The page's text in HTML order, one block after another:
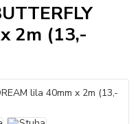
2m (13,-